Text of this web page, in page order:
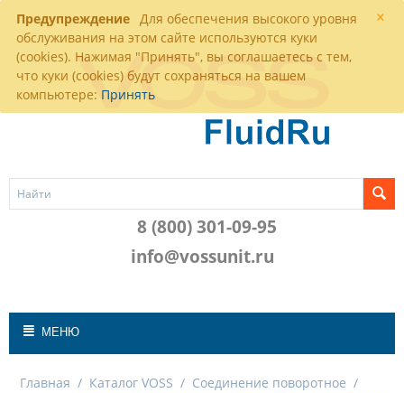
×
Предупреждение Для обеспечения высокого уровня
обслуживания на этом сайте используются куки
(cookies). Нажимая "Принять", вы соглашаетесь с тем,
что куки (cookies) будут сохраняться на вашем
компьютере: Принять
8 (800) 301-09-95
info@vossunit.ru
МЕНЮ
Главная / Каталог VOSS / Соединение поворотное /